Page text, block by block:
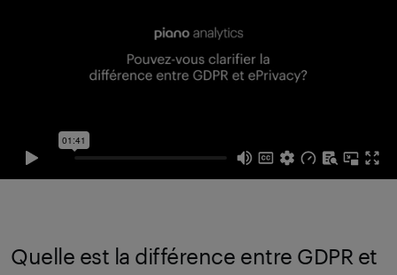
Quelle est la différence entre GDPR et